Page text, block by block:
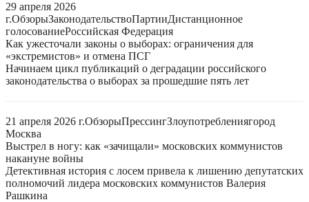
29 апреля 2026
г.ОбзорыЗаконодательствоПартииДистанционное
голосованиеРоссийская Федерация
Как ужесточали законы о выборах: ограничения для
«экстремистов» и отмена ПСГ
Начинаем цикл публикаций о деградации российского
законодательства о выборах за прошедшие пять лет
21 апреля 2026 г.ОбзорыПрессингЗлоупотреблениягород
Москва
Выстрел в ногу: как «зачищали» московских коммунистов
накануне войны
Детективная история с лосем привела к лишению депутатских
полномочий лидера московских коммунистов Валерия
Рашкина